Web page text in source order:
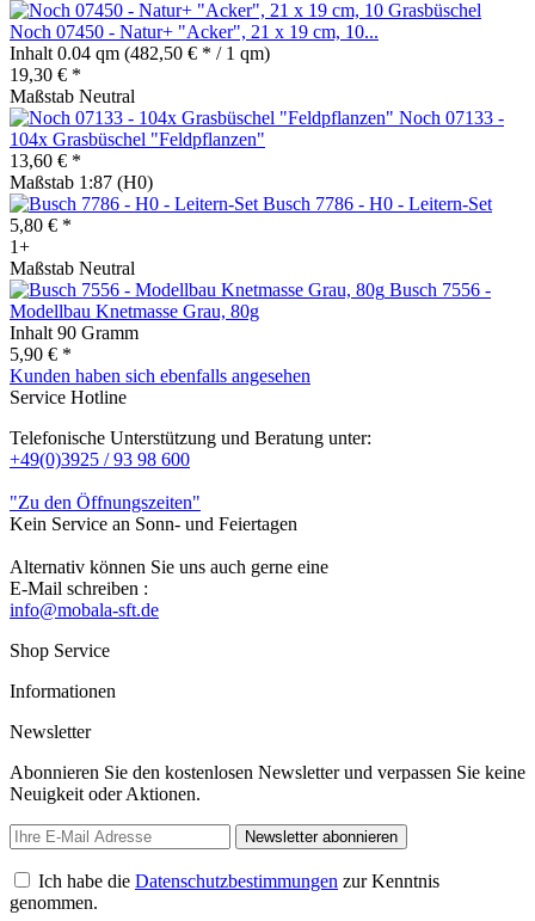
Noch 07450 - Natur+ "Acker", 21 x 19 cm, 10...
Inhalt 0.04 qm (482,50 € * / 1 qm)
19,30 € *
Maßstab Neutral
Noch 07133 -
104x Grasbüschel "Feldpflanzen"
13,60 € *
Maßstab 1:87 (H0)
Busch 7786 - H0 - Leitern-Set
5,80 € *
1+
Maßstab Neutral
Busch 7556 -
Modellbau Knetmasse Grau, 80g
Inhalt 90 Gramm
5,90 € *
Kunden haben sich ebenfalls angesehen
Service Hotline
Telefonische Unterstützung und Beratung unter:
+49(0)3925 / 93 98 600
"Zu den Öffnungszeiten"
Kein Service an Sonn- und Feiertagen
Alternativ können Sie uns auch gerne eine
E-Mail schreiben :
info@mobala-sft.de
Shop Service
Informationen
Newsletter
Abonnieren Sie den kostenlosen Newsletter und verpassen Sie keine
Neuigkeit oder Aktionen.
Newsletter abonnieren
Ich habe die Datenschutzbestimmungen zur Kenntnis
genommen.